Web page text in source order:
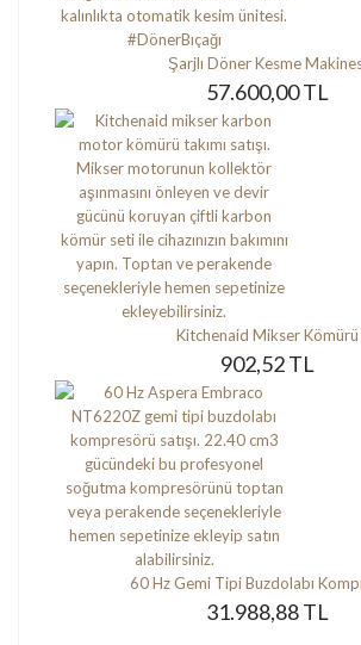
Şarjlı Döner Kesme
57.600,00 TL
Kitchenaid Mikser Kömürü
902,52 TL
60 Hz Gemi Tipi Buzdolabı
31.988,88 TL